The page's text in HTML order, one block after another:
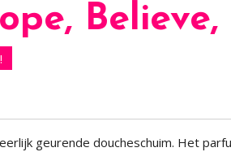
Believe,
geurende doucheschuim. Het